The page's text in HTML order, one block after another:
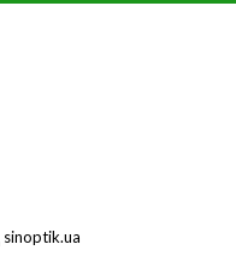
sinoptik.ua